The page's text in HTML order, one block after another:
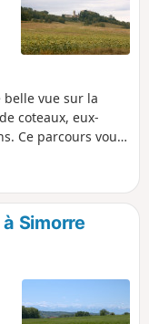
vue sur la
coteaux, eux-
Ce parcours vous
en crête
la chaîne des
Simorre